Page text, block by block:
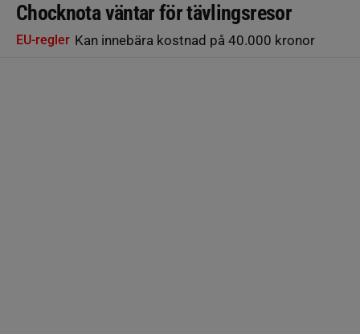
Chocknota väntar för tävlingsresor
EU-regler Kan innebära kostnad på 40.000 kronor